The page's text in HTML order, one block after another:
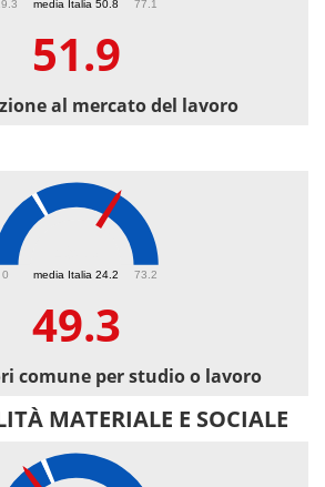
media Italia 50.8 77.1
51.9
al mercato del lavoro
media Italia 24.2
0 73.2
49.3
comune per studio o lavoro
MATERIALE E SOCIALE